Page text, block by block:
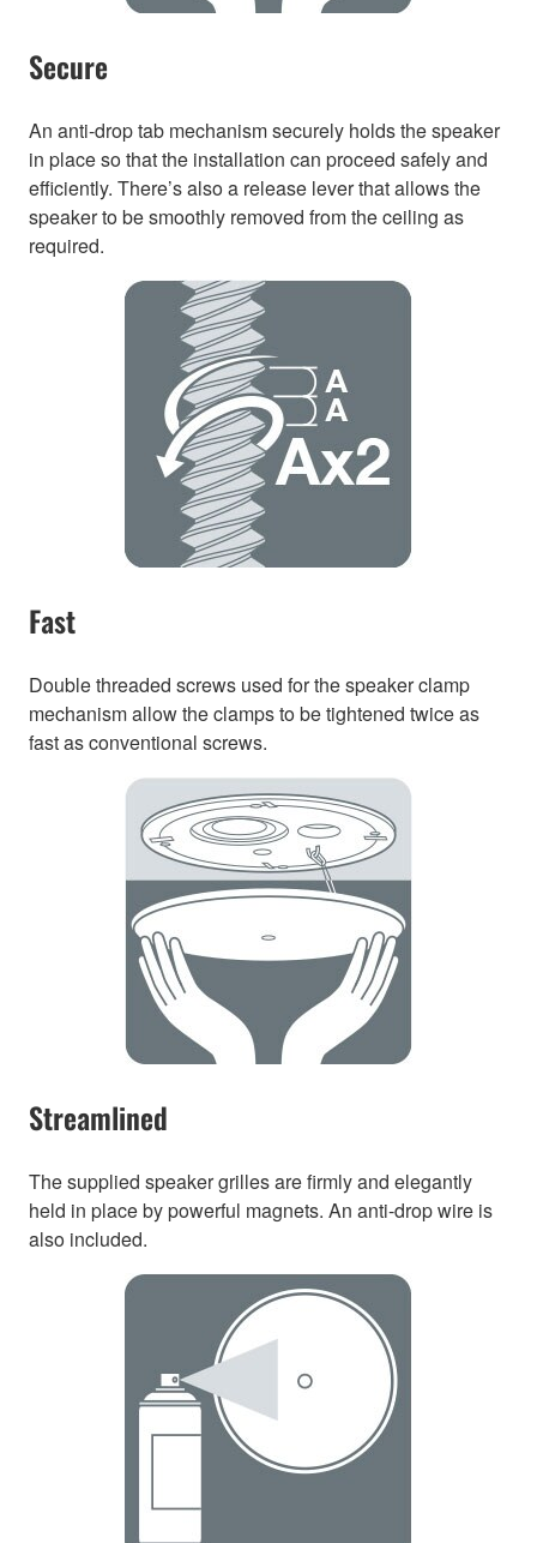
Secure
An anti-drop tab mechanism securely holds the speaker
in place so that the installation can proceed safely and
efficiently. There’s also a release lever that allows the
speaker to be smoothly removed from the ceiling as
required.
Fast
Double threaded screws used for the speaker clamp
mechanism allow the clamps to be tightened twice as
fast as conventional screws.
Streamlined
The supplied speaker grilles are firmly and elegantly
held in place by powerful magnets. An anti-drop wire is
also included.